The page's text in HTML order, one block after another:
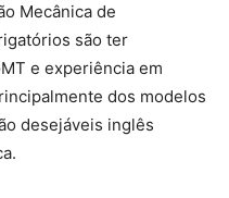
Mecânica de
são ter
e experiência em
dos modelos
desejáveis inglês